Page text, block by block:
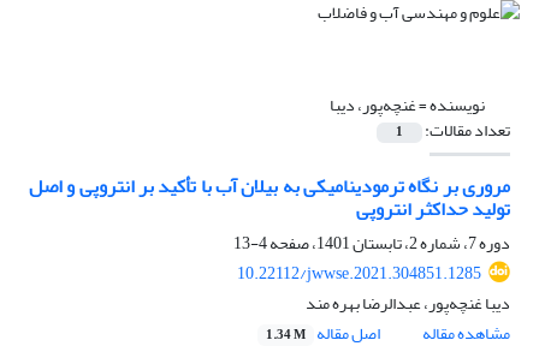
نویسنده =غنچه‌پور، دیبا
تعداد مقالات: 1
مروری بر نگاه ترمودینامیکی به بیلان آب با تأکید بر انتروپی و اصل
تولید حداکثر انتروپی
دوره 7، شماره 2، تابستان 1401، صفحه
4-13
10.22112/jwwse.2021.304851.1285
دیبا غنچه‌پور، عبدالرضا بهره مند
مشاهده مقاله
اصل مقاله 1.34 M